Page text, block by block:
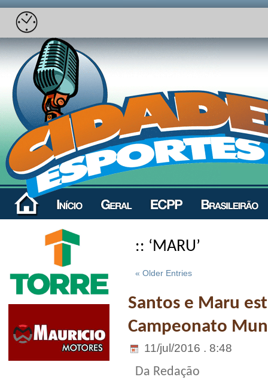
:: ‘MARU’
« Older Entries
Santos e Maru
Campeonato
11/jul/2016 . 8:48
Da Redação